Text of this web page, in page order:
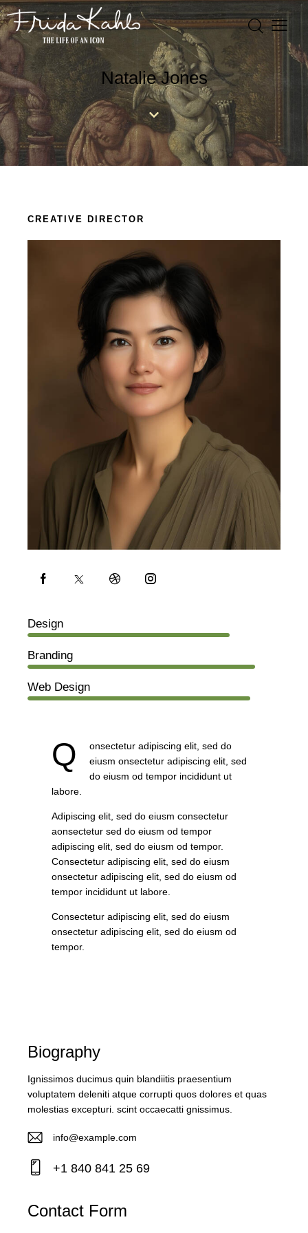
Natalie Jones
CREATIVE DIRECTOR
Design
Branding
Web Design
Q
onsectetur adipiscing elit, sed do
eiusm onsectetur adipiscing elit, sed
do eiusm od tempor incididunt ut
labore.
Adipiscing elit, sed do eiusm consectetur
aonsectetur sed do eiusm od tempor
adipiscing elit, sed do eiusm od tempor.
Consectetur adipiscing elit, sed do eiusm
onsectetur adipiscing elit, sed do eiusm od
tempor incididunt ut labore.
Consectetur adipiscing elit, sed do eiusm
onsectetur adipiscing elit, sed do eiusm od
tempor.
Biography
Ignissimos ducimus quin blandiitis praesentium
voluptatem deleniti atque corrupti quos dolores et quas
molestias excepturi. scint occaecatti gnissimus.
E-
m
info@example.com
on
+1 840 841 25 69
Contact Form